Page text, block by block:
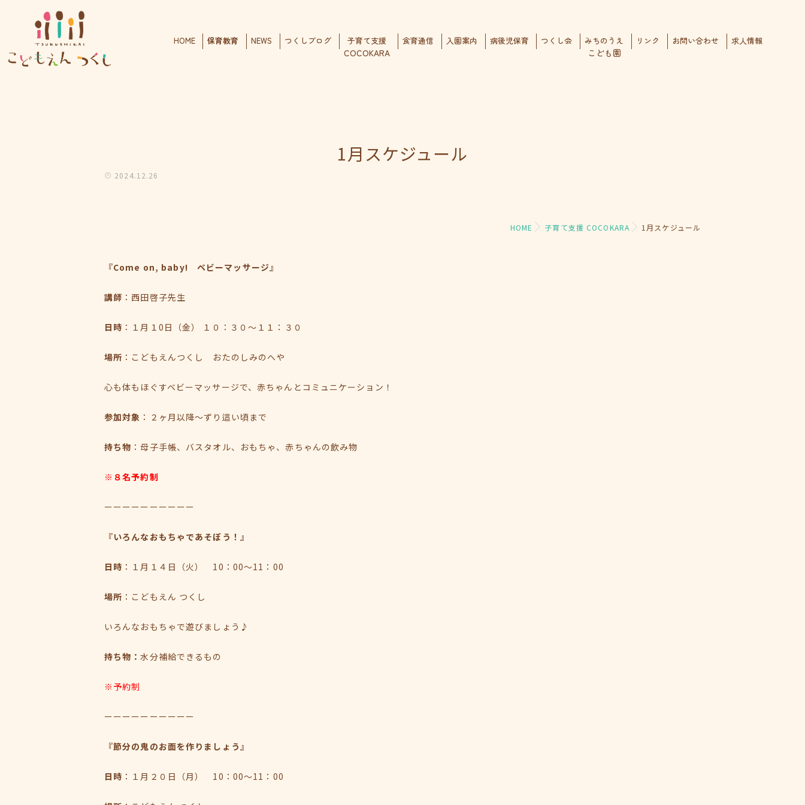
HOME 保育教育 NEWS つくしブログ 子育て支援
COCOKARA
食育通信 入園案内 病後児保育 つくし会 みちのうえ
こども園
リンク お問い合わせ 求人情報
1月スケジュール
2024.12.26
HOME 子育て支援 COCOKARA 1月スケジュール
『Come on, baby! ベビーマッサージ』
講師 ：西田啓子先生
日時 ：１月１0日（金） １０：３０～１１：３０
場所 ：こどもえんつくし おたのしみのへや
心も体もほぐすベビーマッサージで、赤ちゃんとコミュニケーション！
参加対象 ：２ヶ月以降～ずり這い頃まで
持ち物 ：母子手帳、バスタオル、おもちゃ、赤ちゃんの飲み物
※８名予約制
ーーーーーーーーーー
『いろんなおもちゃであそぼう！ 』
日時 ：１月１４日（火） 10：00～11：00
場所 ：こどもえん つくし
いろんなおもちゃで遊びましょう♪
持ち物：水分補給できるもの
※予約制
ーーーーーーーーーー
『節分の鬼のお面を作りましょう』
日時 ：１月２０日（月） 10：00～11：00